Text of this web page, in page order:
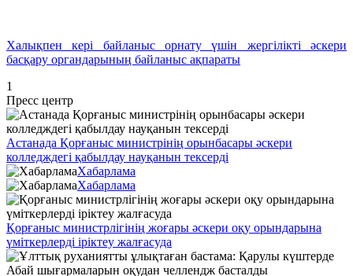
Халықпен кері байланыс орнату үшін жергілікті әскери
басқару органдарының байланыс ақпараты
1
Пресс центр
Астанада Қорғаныс министрінің орынбасары әскери
колледждегі қабылдау науқанын тексерді
Хабарлама
Хабарлама
Қорғаныс министрлігінің жоғары әскери оқу орындарына
үміткерлерді іріктеу жалғасуда